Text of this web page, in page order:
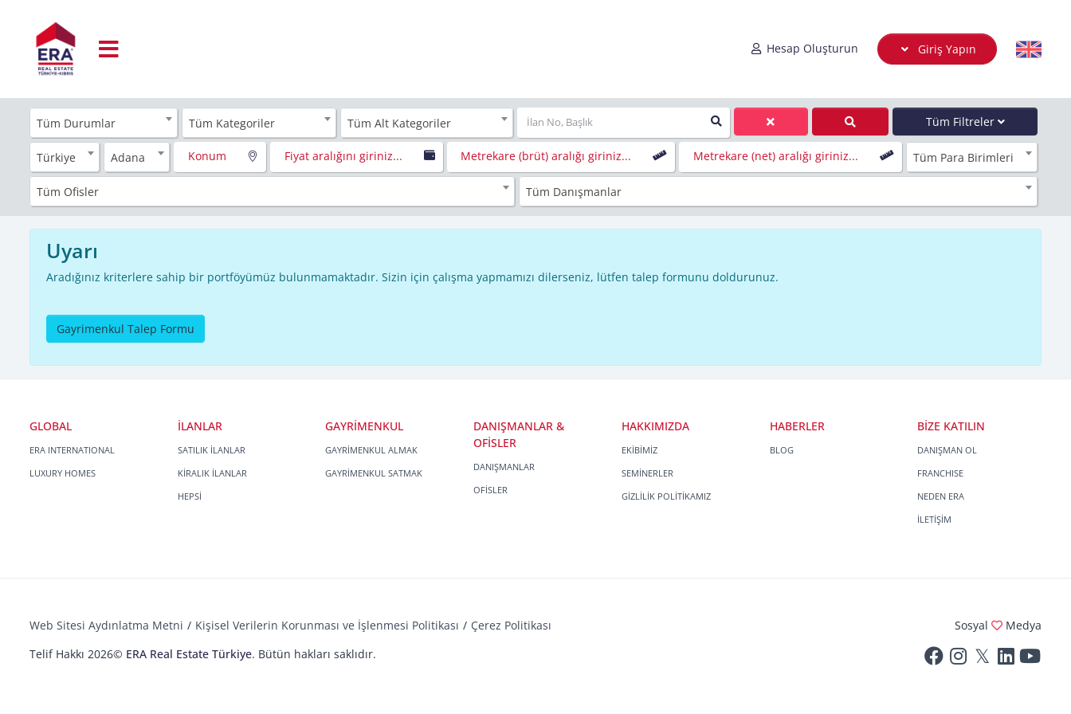
Hesap Oluşturun Giriş Yapın
Tüm Durumlar Tüm Kategoriler Tüm Alt Kategoriler Tüm Filtreler
Türkiye Adana Konum Fiyat aralığını giriniz... Metrekare (brüt) aralığı giriniz... Metrekare (net) aralığı giriniz... Tüm Para Birimleri
Tüm Ofisler Tüm Danışmanlar
Uyarı
Aradığınız kriterlere sahip bir portföyümüz bulunmamaktadır. Sizin için çalışma yapmamızı dilerseniz, lütfen talep formunu doldurunuz.
Gayrimenkul Talep Formu
GLOBAL
ERA INTERNATIONAL
LUXURY HOMES
İLANLAR
SATILIK İLANLAR
KİRALIK İLANLAR
HEPSİ
GAYRİMENKUL
GAYRİMENKUL ALMAK
GAYRİMENKUL SATMAK
DANIŞMANLAR &
OFİSLER
DANIŞMANLAR
OFİSLER
HAKKIMIZDA
EKİBİMİZ
SEMİNERLER
GİZLİLİK POLİTİKAMIZ
HABERLER
BLOG
BİZE KATILIN
DANIŞMAN OL
FRANCHISE
NEDEN ERA
İLETİŞİM
Web Sitesi Aydınlatma Metni Kişisel Verilerin Korunması ve İşlenmesi Politikası
Çerez Politikası
Telif Hakkı 2026© ERA Real Estate Türkiye. Bütün hakları saklıdır.
Sosyal Medya